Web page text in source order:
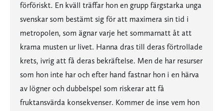
förföriskt. En kväll träffar hon en grupp färgstarka unga
svenskar som bestämt sig för att maximera sin tid i
metropolen, som ägnar varje het sommarnatt åt att
krama musten ur livet. Hanna dras till deras förtrollade
krets, ivrig att få deras bekräftelse. Men de har resurser
som hon inte har och efter hand fastnar hon i en härva
av lögner och dubbelspel som riskerar att få
fruktansvärda konsekvenser. Kommer de inse vem hon